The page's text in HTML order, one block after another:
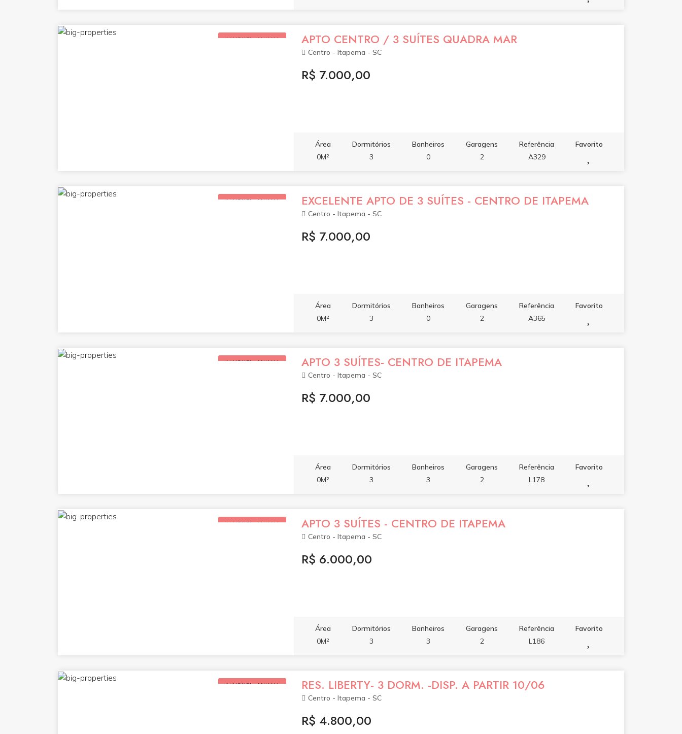
ALUGUEL (ANUAL) APTO CENTRO / 3 SUÍTES QUADRA MAR
Centro - Itapema - SC
R$ 7.000,00
Área
0M²
Dormitórios
3
Banheiros
0
Garagens
2
Referência
A329
Favorito
ALUGUEL (ANUAL) EXCELENTE APTO DE 3 SUÍTES - CENTRO DE ITAPEMA
Centro - Itapema - SC
R$ 7.000,00
Área
0M²
Dormitórios
3
Banheiros
0
Garagens
2
Referência
A365
Favorito
ALUGUEL (ANUAL) APTO 3 SUÍTES- CENTRO DE ITAPEMA
Centro - Itapema - SC
R$ 7.000,00
Área
0M²
Dormitórios
3
Banheiros
3
Garagens
2
Referência
L178
Favorito
ALUGUEL (ANUAL) APTO 3 SUÍTES - CENTRO DE ITAPEMA
Centro - Itapema - SC
R$ 6.000,00
Área
0M²
Dormitórios
3
Banheiros
3
Garagens
2
Referência
L186
Favorito
ALUGUEL (ANUAL) RES. LIBERTY- 3 DORM. -DISP. A PARTIR 10/06
Centro - Itapema - SC
R$ 4.800,00